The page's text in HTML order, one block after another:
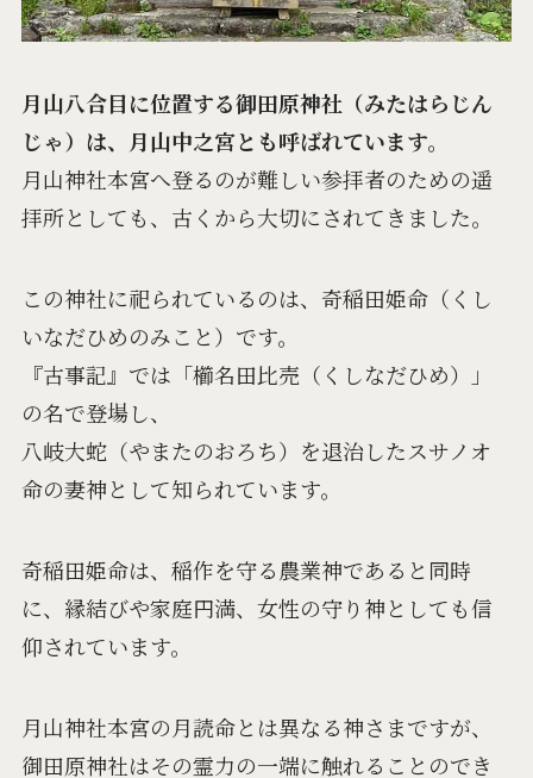
月山八合目に位置する御田原神社（みたはらじん
じゃ）は、月山中之宮とも呼ばれています。
月山神社本宮へ登るのが難しい参拝者のための遥
拝所としても、古くから大切にされてきました。
この神社に祀られているのは、奇稲田姫命（くし
いなだひめのみこと）です。
『古事記』では「櫛名田比売（くしなだひめ）」
の名で登場し、
八岐大蛇（やまたのおろち）を退治したスサノオ
命の妻神として知られています。
奇稲田姫命は、稲作を守る農業神であると同時
に、縁結びや家庭円満、女性の守り神としても信
仰されています。
月山神社本宮の月読命とは異なる神さまですが、
御田原神社はその霊力の一端に触れることのでき